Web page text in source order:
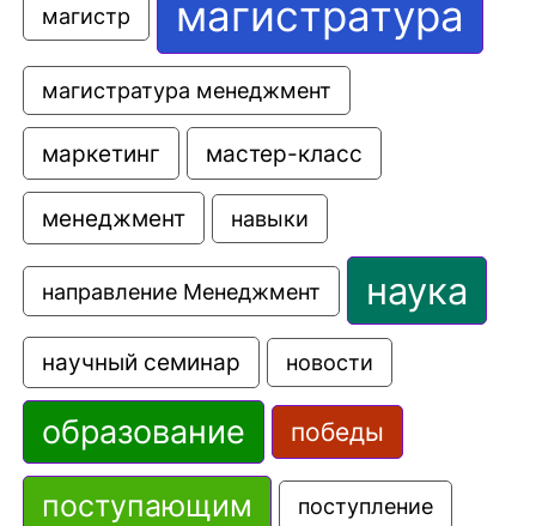
магистр магистратура
магистратура менеджмент
маркетинг мастер-класс
менеджмент навыки
направление Менеджмент наука
научный семинар новости
образование победы
поступающим поступление